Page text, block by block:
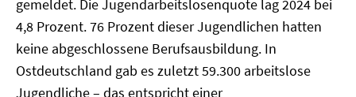
gemeldet. Die Jugendarbeitslosenquote lag 2024 bei
4,8 Prozent. 76 Prozent dieser Jugendlichen hatten
keine abgeschlossene Berufsausbildung. In
Ostdeutschland gab es zuletzt 59.300 arbeitslose
Jugendliche – das entspricht einer